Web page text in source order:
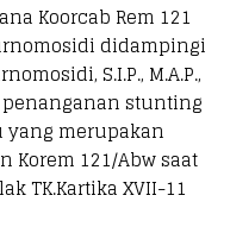
Koorcab Rem 121
didampingi
S.I.P., M.A.P.,
penanganan stunting
yang merupakan
121/Abw saat
TK.Kartika XVII-11